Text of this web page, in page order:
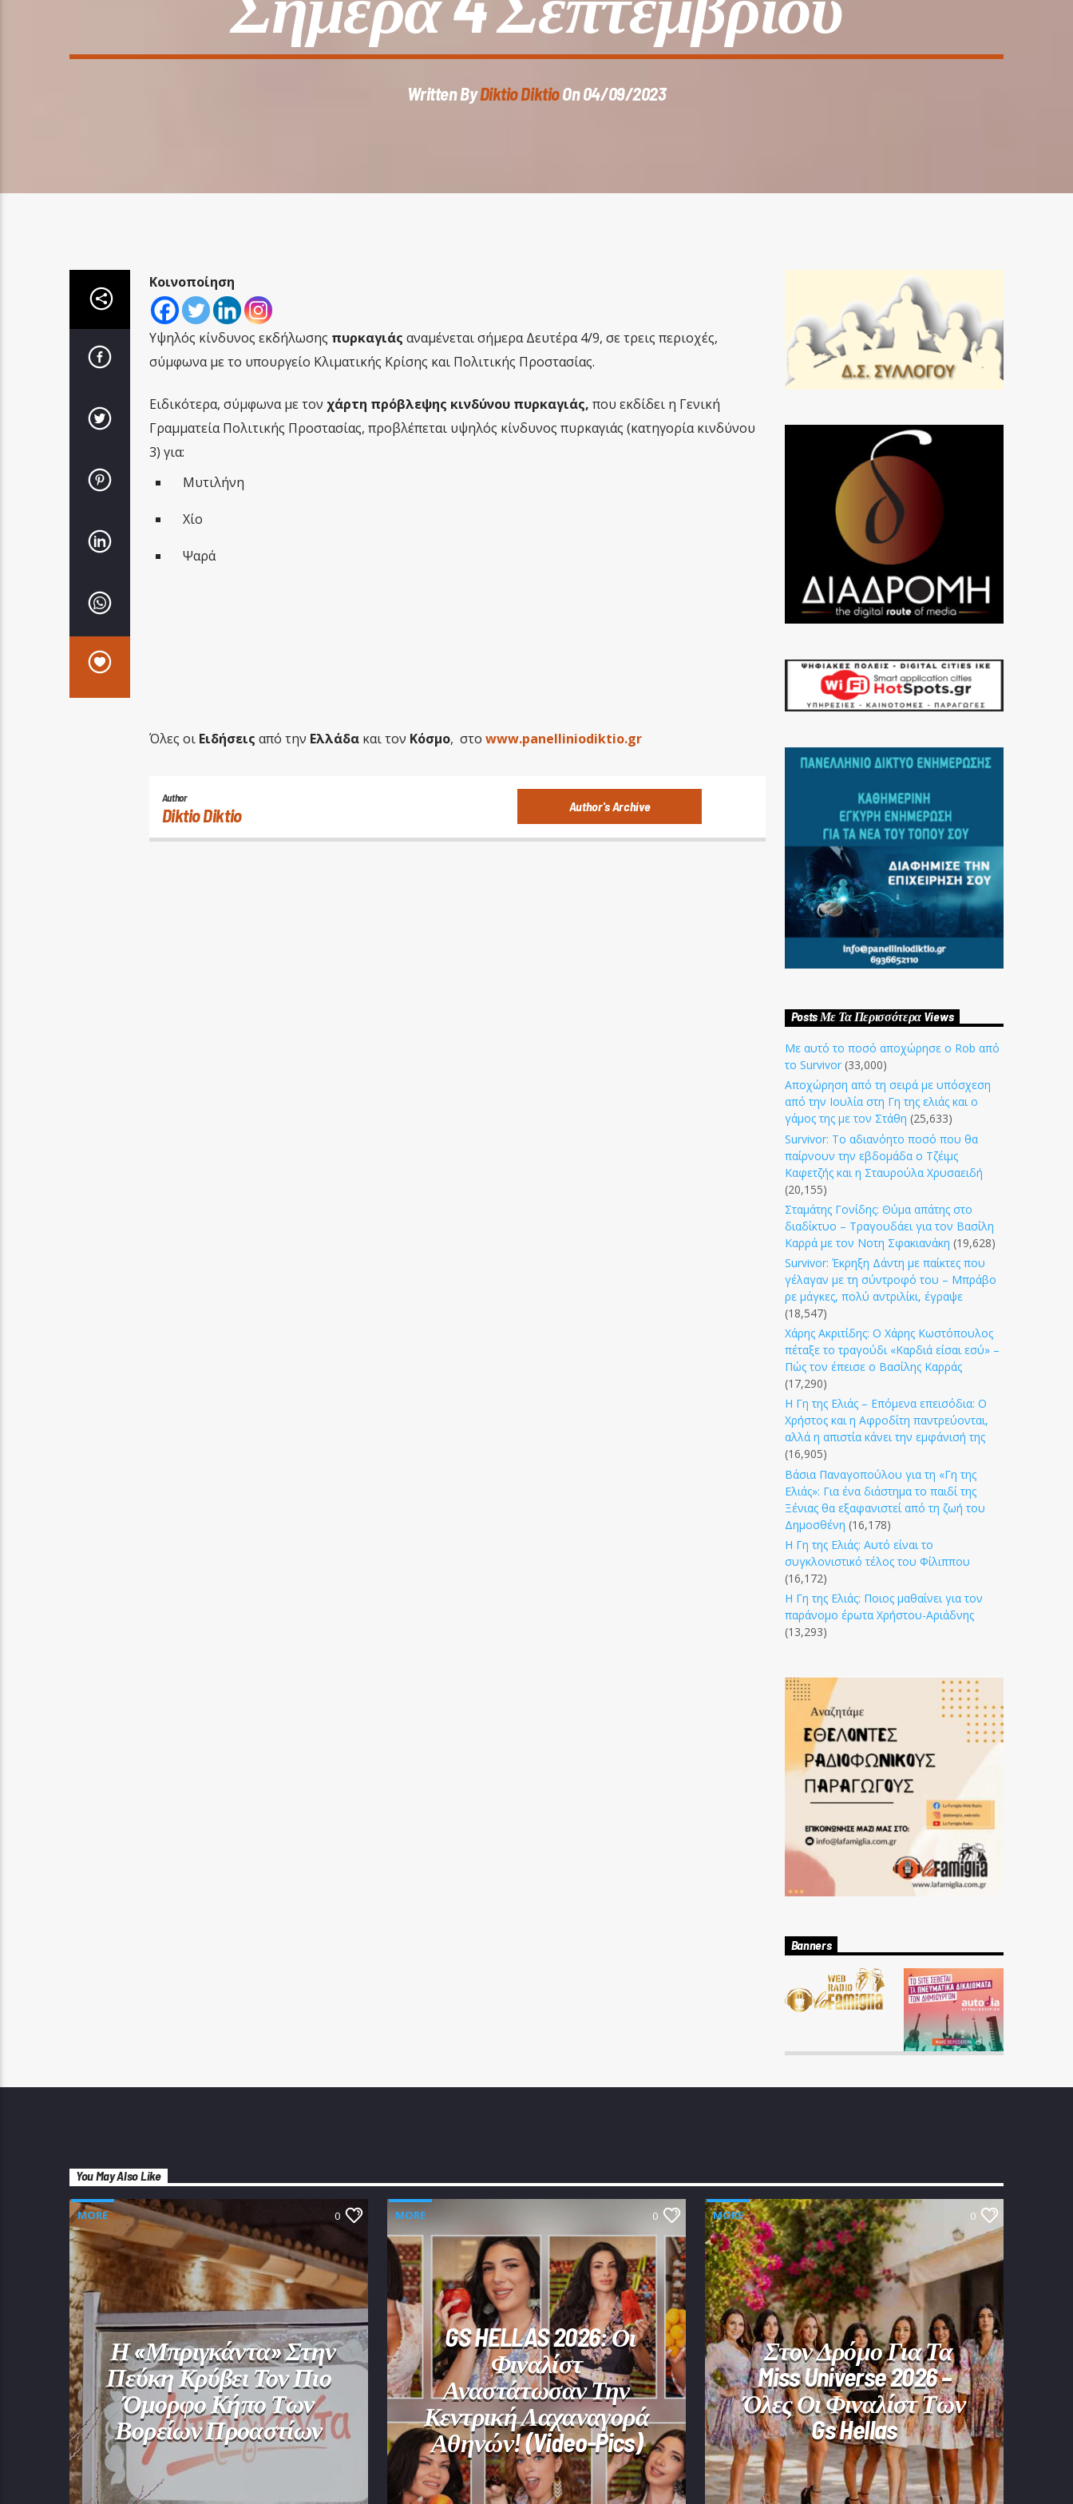
Written ByDiktio DiktioOn 04/09/2023
Κοινοποίηση
Υψηλός κίνδυνος εκδήλωσης πυρκαγιάς αναμένεται σήμερα Δευτέρα 4/9, σε τρεις περιοχές,
σύμφωνα με το υπουργείο Κλιματικής Κρίσης και Πολιτικής Προστασίας.
Ειδικότερα, σύμφωνα με τον χάρτη πρόβλεψης κινδύνου πυρκαγιάς, που εκδίδει η Γενική
Γραμματεία Πολιτικής Προστασίας, προβλέπεται υψηλός κίνδυνος πυρκαγιάς (κατηγορία κινδύνου
3) για:
Μυτιλήνη
Χίο
Ψαρά
Όλες οι Ειδήσεις από την Ελλάδακαι τον Κόσμο, στο www.panelliniodiktio.gr
Author
Diktio Diktio Author's Archive
Posts Με Τα Περισσότερα Views
Με αυτό το ποσό αποχώρησε ο Rob από
το Survivor (33,000)
Αποχώρηση από τη σειρά με υπόσχεση
από την Ιουλία στη Γη της ελιάς και ο
γάμος της με τον Στάθη (25,633)
Survivor: Το αδιανόητο ποσό που θα
παίρνουν την εβδομάδα ο Τζέιμς
Καφετζής και η Σταυρούλα Χρυσαειδή
(20,155)
Σταμάτης Γονίδης: Θύμα απάτης στο
διαδίκτυο – Τραγουδάει για τον Βασίλη
Καρρά με τον Νοτη Σφακιανάκη (19,628)
Survivor: Έκρηξη Δάντη με παίκτες που
γέλαγαν με τη σύντροφό του – Μπράβο
ρε μάγκες, πολύ αντριλίκι, έγραψε
(18,547)
Χάρης Ακριτίδης: Ο Χάρης Κωστόπουλος
πέταξε το τραγούδι «Καρδιά είσαι εσύ» –
Πώς τον έπεισε ο Βασίλης Καρράς
(17,290)
Η Γη της Ελιάς – Επόμενα επεισόδια: Ο
Χρήστος και η Αφροδίτη παντρεύονται,
αλλά η απιστία κάνει την εμφάνισή της
(16,905)
Βάσια Παναγοπούλου για τη «Γη της
Ελιάς»: Για ένα διάστημα το παιδί της
Ξένιας θα εξαφανιστεί από τη ζωή του
Δημοσθένη (16,178)
Η Γη της Ελιάς: Αυτό είναι το
συγκλονιστικό τέλος του Φίλιππου
(16,172)
Η Γη της Ελιάς: Ποιος μαθαίνει για τον
παράνομο έρωτα Χρήστου-Αριάδνης
(13,293)
Banners
You May Also Like
MORE 0
Η «Μπριγκάντα» Στην
Πεύκη Κρύβει Τον Πιο
Όμορφο Κήπο Των
Βορείων Προαστίων
MORE 0
GS HELLAS 2026: Οι
Φιναλίστ
Αναστάτωσαν Την
Κεντρική Λαχαναγορά
Αθηνών! (video-Pics)
MORE 0
Στον Δρόμο Για Τα
Miss Universe 2026 –
Όλες Οι Φιναλίστ Των
Gs Hellas